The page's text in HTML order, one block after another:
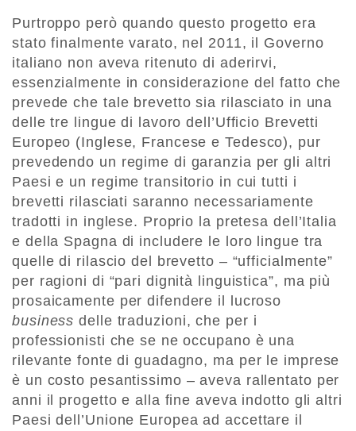
Purtroppo però quando questo progetto era
stato finalmente varato, nel 2011, il Governo
italiano non aveva ritenuto di aderirvi,
essenzialmente in considerazione del fatto che
prevede che tale brevetto sia rilasciato in una
delle tre lingue di lavoro dell’Ufficio Brevetti
Europeo (Inglese, Francese e Tedesco), pur
prevedendo un regime di garanzia per gli altri
Paesi e un regime transitorio in cui tutti i
brevetti rilasciati saranno necessariamente
tradotti in inglese. Proprio la pretesa dell’Italia
e della Spagna di includere le loro lingue tra
quelle di rilascio del brevetto – “ufficialmente”
per ragioni di “pari dignità linguistica”, ma più
prosaicamente per difendere il lucroso
business delle traduzioni, che per i
professionisti che se ne occupano è una
rilevante fonte di guadagno, ma per le imprese
è un costo pesantissimo – aveva rallentato per
anni il progetto e alla fine aveva indotto gli altri
Paesi dell’Unione Europea ad accettare il